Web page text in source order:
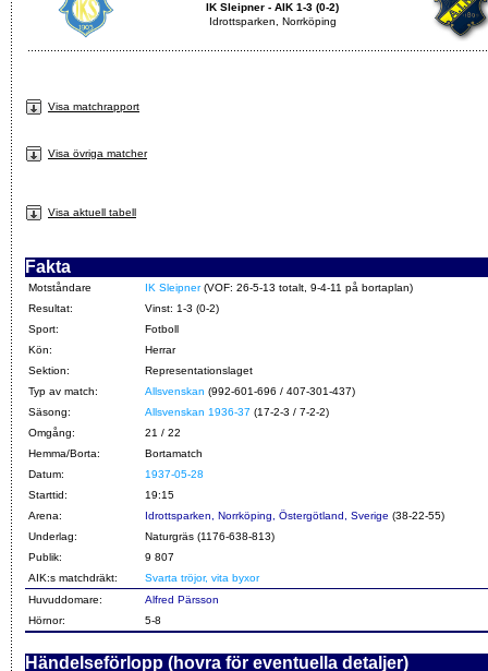
IK Sleipner - AIK 1-3 (0-2)
Idrottsparken, Norrköping
Visa matchrapport
Visa övriga matcher
Visa aktuell tabell
Fakta
Motståndare IK Sleipner(VOF: 26-5-13 totalt, 9-4-11 på bortaplan)
Resultat:
Vinst: 1-3 (0-2)
Sport:
Fotboll
Kön:
Herrar
Sektion:
Representationslaget
Typ av match:
Allsvenskan (992-601-696 / 407-301-437)
Säsong:
Allsvenskan 1936-37 (17-2-3 / 7-2-2)
Omgång:
21 / 22
Hemma/Borta:
Bortamatch
Datum:
1937-05-28
Starttid:
19:15
Arena:
Idrottsparken, Norrköping, Östergötland, Sverige (38-22-55)
Underlag:
Naturgräs (1176-638-813)
Publik:
9 807
AIK:s matchdräkt:
Svarta tröjor, vita byxor
Huvuddomare:
Alfred Pärsson
Hörnor:
5-8
Händelseförlopp (hovra för eventuella detaljer)